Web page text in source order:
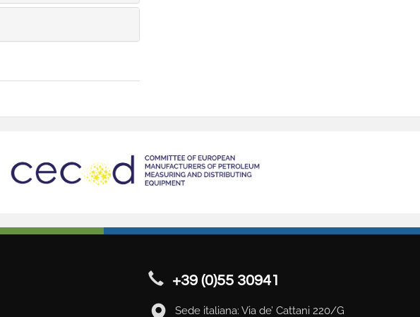
+39 (0)55 30941
Sede italiana: Via de’ Cattani 220/G